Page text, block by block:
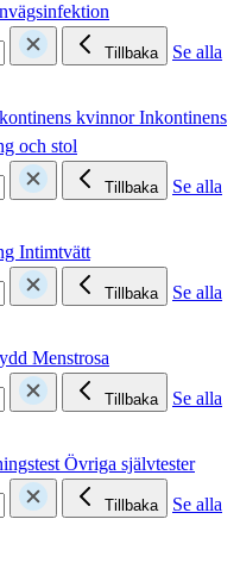
Tillbaka
Se alla
kvinnorInkontinens
och stol
Tillbaka
Se alla
Intimtvätt
Tillbaka
Se alla
Menstrosa
Tillbaka
Se alla
Övriga självtester
Tillbaka
Se alla